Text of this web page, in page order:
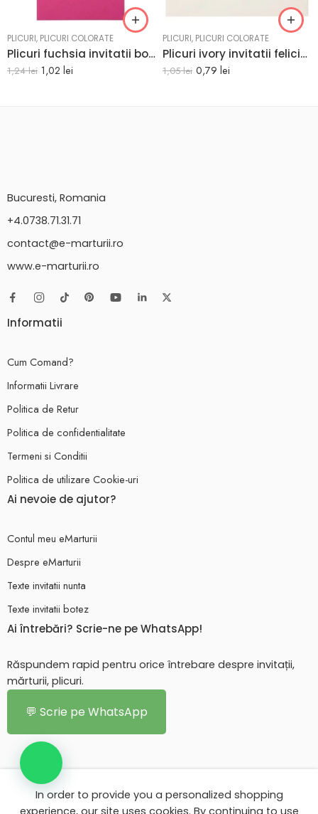
PLICURI, PLICURI COLORATE
Plicuri fuchsia invitatii botez 125 x 175 mm set 20 buc
1,24lei 1,02 lei
PLICURI, PLICURI COLORATE
Plicuri ivory invitatii felicitare 82 x 113 mm set 20 buc
1,05lei 0,79 lei
Bucuresti, Romania
+4.0738.71.31.71
contact@e-marturii.ro
www.e-marturii.ro
Informatii
Cum Comand?
Informatii Livrare
Politica de Retur
Politica de confidentialitate
Termeni si Conditii
Politica de utilizare Cookie-uri
Ai nevoie de ajutor?
Contul meu eMarturii
Despre eMarturii
Texte invitatii nunta
Texte invitatii botez
Ai întrebări? Scrie-ne pe WhatsApp!
Răspundem rapid pentru orice întrebare despre invitații,
mărturii, plicuri.
💬 Scrie pe WhatsApp
© 2026 - Toate drepturile rezervate. eMarturii.ro!
In order to provide you a personalized shopping
experience, our site uses cookies. By continuing to use